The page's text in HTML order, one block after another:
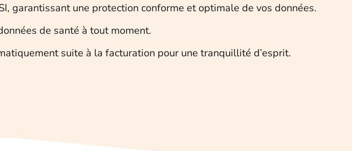
garantissant une protection conforme et optimale de vos données.
de santé à tout moment.
suite à la facturation pour une tranquillité d’esprit.